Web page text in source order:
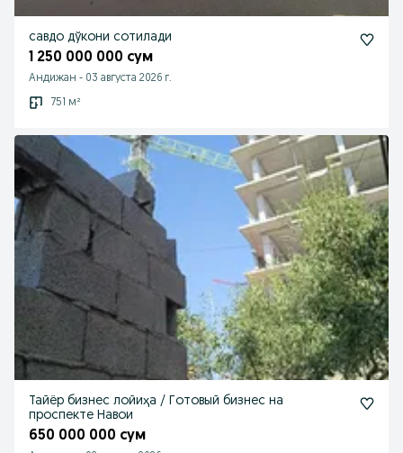
савдо дўкони сотилади
1 250 000 000 сум
Андижан - 03 августа 2026 г.
751 м²
Тайёр бизнес лойиҳа / Готовый бизнес на
проспекте Навои
650 000 000 сум